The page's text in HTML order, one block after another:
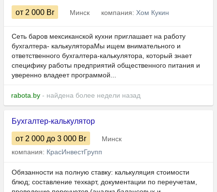
от 2 000 Br Минск компания: Хом Кукин
Сеть баров мексиканской кухни приглашает на работу
бухгалтера- калькулятораМы ищем внимательного и
ответственного бухгалтера-калькулятора, который знает
специфику работы предприятий общественного питания и
уверенно владеет программой...
rabota.by - найдена более недели назад
Бухгалтер-калькулятор
от 2 000 до 3 000 Br
Минск
компания: КрасИнвестГрупп
Обязанности на полную ставку: калькуляция стоимости
блюд; составление техкарт, документации по переучетам,